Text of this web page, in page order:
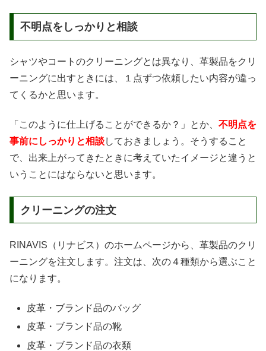
不明点をしっかりと相談
シャツやコートのクリーニングとは異なり、革製品をクリ
ーニングに出すときには、１点ずつ依頼したい内容が違っ
てくるかと思います。
「このように仕上げることができるか？」とか、 不明点を
事前にしっかりと相談しておきましょう。そうすること
で、出来上がってきたときに考えていたイメージと違うと
いうことにはならないと思います。
クリーニングの注文
RINAVIS（リナビス）のホームページから、革製品のクリ
ーニングを注文します。注文は、次の４種類から選ぶこと
になります。
皮革・ブランド品のバッグ
皮革・ブランド品の靴
皮革・ブランド品の衣類